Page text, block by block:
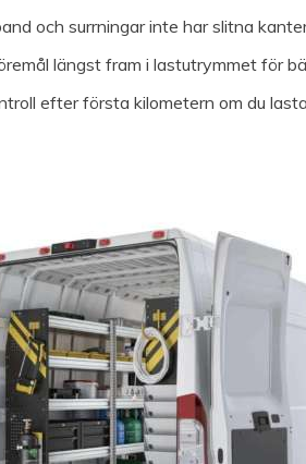
och surrningar inte har slitna
längst fram i lastutrymmet för
efter första kilometern om du